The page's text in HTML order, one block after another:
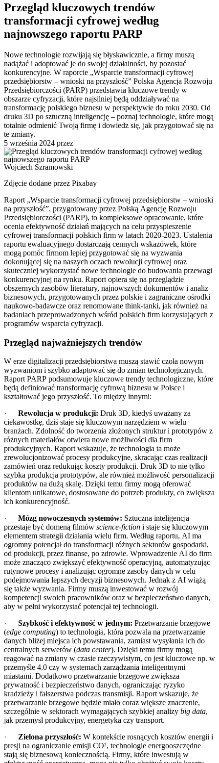
Przegląd kluczowych trendów
transformacji cyfrowej według
najnowszego raportu PARP
Nowe technologie rozwijają się błyskawicznie, a firmy muszą
nadążać i adoptować je do swojej działalności, by pozostać
konkurencyjne. W raporcie „Wsparcie transformacji cyfrowej
przedsiębiorstw – wnioski na przyszłość” Polska Agencja Rozwoju
Przedsiębiorczości (PARP) przedstawia kluczowe trendy w
obszarze cyfryzacji, które najsilniej będą oddziaływać na
transformację polskiego biznesu w perspektywie do roku 2030. Od
druku 3D po sztuczną inteligencję – poznaj technologie, które mogą
totalnie odmienić Twoją firmę i dowiedz się, jak przygotować się na
te zmiany.
5 września 2024 przez
Wojciech Szramowski
Zdjęcie dodane przez Pixabay
Raport „Wsparcie transformacji cyfrowej przedsiębiorstw – wnioski
na przyszłość”, przygotowany przez Polską Agencję Rozwoju
Przedsiębiorczości (PARP), to kompleksowe opracowanie, które
ocenia efektywność działań mających na celu przyspieszenie
cyfrowej transformacji polskich firm w latach 2020-2023. Ustalenia
raportu ewaluacyjnego dostarczają cennych wskazówek, które
mogą pomóc firmom lepiej przygotować się na wyzwania
dokonującej się na naszych oczach rewolucji cyfrowej oraz
skuteczniej wykorzystać nowe technologie do budowania przewagi
konkurencyjnej na rynku. Raport opiera się na przeglądzie
obszernych zasobów literatury, najnowszych dokumentów i analiz
biznesowych, przygotowanych przez polskie i zagraniczne ośrodki
naukowo-badawcze oraz renomowane think-tanki, jak również na
badaniach przeprowadzonych wśród polskich firm korzystających z
programów wsparcia cyfryzacji.
Przegląd najważniejszych trendów
W erze digitalizacji przedsiębiorstwa muszą stawić czoła nowym
wyzwaniom i szybko adaptować się do zmian technologicznych.
Raport PARP podsumowuje kluczowe trendy technologiczne, które
będą definiować transformację cyfrową biznesu w Polsce i
kształtować jego przyszłość. To między innymi:
· Rewolucja w produkcji: Druk 3D, kiedyś uważany za
ciekawostkę, dziś staje się kluczowym narzędziem w wielu
branżach. Zdolność do tworzenia złożonych struktur i prototypów z
różnych materiałów otwiera nowe możliwości dla firm
produkcyjnych. Raport wskazuje, że technologia ta może
zrewolucjonizować procesy produkcyjne, skracając czas realizacji
zamówień oraz redukując koszty produkcji. Druk 3D to nie tylko
szybka produkcja prototypów, ale również możliwość personalizacji
produktów na dużą skalę. Dzięki temu firmy mogą oferować
klientom unikatowe, dostosowane do potrzeb produkty, co zwiększa
ich konkurencyjność.
· Mózg nowoczesnych systemów: Sztuczna inteligencja
przestaje być domeną filmów science-fiction i staje się kluczowym
elementem strategii działania wielu firm. Według raportu, AI ma
ogromny potencjał do transformacji różnych sektorów gospodarki,
od produkcji, przez finanse, po zdrowie. Wprowadzenie AI do firm
może znacząco zwiększyć efektywność operacyjną, automatyzując
rutynowe procesy i analizując ogromne zasoby danych w celu
podejmowania lepszych decyzji biznesowych. Jednak z AI wiążą
się także wyzwania. Firmy muszą inwestować w rozwój
kompetencji swoich pracowników oraz w bezpieczeństwo danych,
aby w pełni wykorzystać potencjał tej technologii.
· Szybkość i efektywność w jednym: Przetwarzanie brzegowe
(edge computing) to technologia, która pozwala na przetwarzanie
danych bliżej miejsca ich powstawania, zamiast wysyłania ich do
centralnych serwerów (data center). Dzięki temu firmy mogą
reagować na zmiany w czasie rzeczywistym, co jest kluczowe np. w
przemyśle 4.0 czy w systemach zarządzania inteligentnymi
miastami. Dodatkowo przetwarzanie brzegowe zwiększa
prywatność i bezpieczeństwo danych, ograniczając ryzyko
kradzieży i fałszerstwa podczas transmisji. Raport wskazuje, że
przetwarzanie brzegowe będzie miało coraz większe znaczenie,
szczególnie w sektorach wymagających szybkiej analizy big data,
jak przemysł produkcyjny, energetyka czy transport.
· Zielona przyszłość: W kontekście rosnących kosztów energii i
presji na ograniczanie emisji CO², technologie energooszczędne
stają się biznesową koniecznością. Firmy, które inwestują w